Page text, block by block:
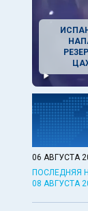
06 АВГУСТА
ПОСЛЕДНЯЯ
08 АВГУСТА